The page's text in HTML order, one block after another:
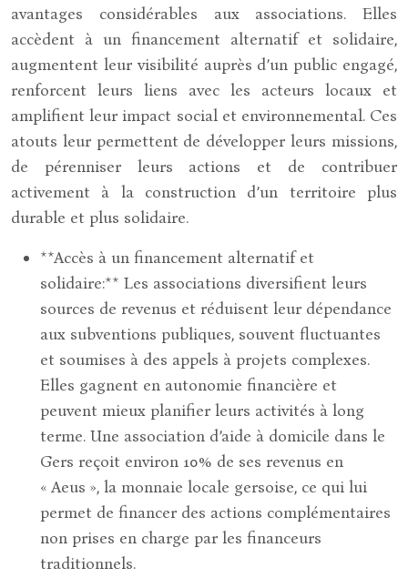
avantages considérables aux associations. Elles
accèdent à un financement alternatif et solidaire,
augmentent leur visibilité auprès d’un public engagé,
renforcent leurs liens avec les acteurs locaux et
amplifient leur impact social et environnemental. Ces
atouts leur permettent de développer leurs missions,
de pérenniser leurs actions et de contribuer
activement à la construction d’un territoire plus
durable et plus solidaire.
**Accès à un financement alternatif et
solidaire:** Les associations diversifient leurs
sources de revenus et réduisent leur dépendance
aux subventions publiques, souvent fluctuantes
et soumises à des appels à projets complexes.
Elles gagnent en autonomie financière et
peuvent mieux planifier leurs activités à long
terme. Une association d’aide à domicile dans le
Gers reçoit environ 10% de ses revenus en
« Aeus », la monnaie locale gersoise, ce qui lui
permet de financer des actions complémentaires
non prises en charge par les financeurs
traditionnels.